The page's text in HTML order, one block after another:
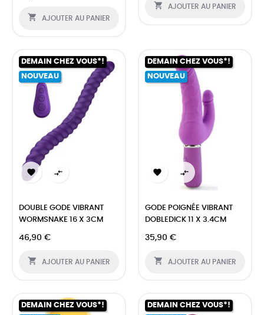
 AJOUTER AU PANIER
 AJOUTER AU PANIER
DEMAIN CHEZ VOUS*!
NOUVEAU
 
DOUBLE GODE VIBRANT
WORMSNAKE 16 X 3CM
46,90 €
 AJOUTER AU PANIER
DEMAIN CHEZ VOUS*!
NOUVEAU
 
GODE POIGNÉE VIBRANT
DOBLEDICK 11 X 3.4CM
35,90 €
 AJOUTER AU PANIER
DEMAIN CHEZ VOUS*!
DEMAIN CHEZ VOUS*!